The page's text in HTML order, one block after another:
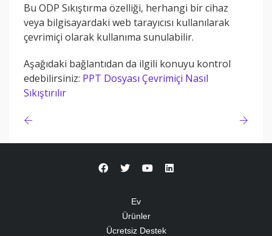
Bu ODP Sıkıştırma özelliği, herhangi bir cihaz
veya bilgisayardaki web tarayıcısı kullanılarak
çevrimiçi olarak kullanıma sunulabilir.
Aşağıdaki bağlantıdan da ilgili konuyu kontrol
edebilirsiniz: PPT Dosyası Çevrimiçi Nasıl
Sıkıştırılır
Ev
Ürünler
Ücretsiz Destek